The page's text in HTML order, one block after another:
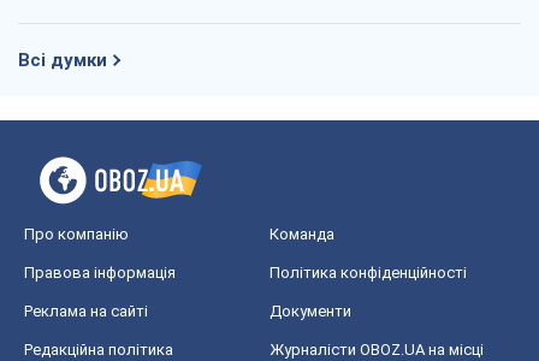
Всі думки
Про компанію Команда
Правова інформація Політика конфіденційності
Реклама на сайті Документи
Редакційна політика
Журналісти OBOZ.UA на місці